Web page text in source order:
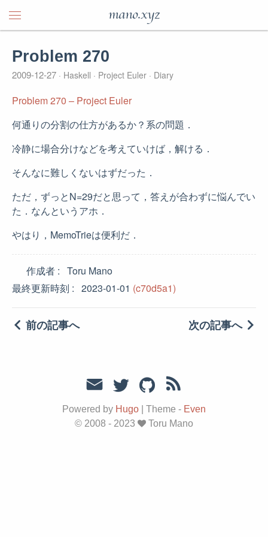
mano.xyz
Problem 270
2009-12-27 Haskell Project Euler Diary
Problem 270 – Project Euler
何通りの分割の仕方があるか？系の問題．
冷静に場合分けなどを考えていけば，解ける．
そんなに難しくないはずだった．
ただ，ずっとN=29だと思って，答えが合わずに悩んでい
た．なんというアホ．
やはり，MemoTrieは便利だ．
作成者
Toru Mano
最終更新時刻
2023-01-01 (c70d5a1)
前の記事へ 次の記事へ
Powered by Hugo Theme - Even
© 2008 - 2023
Toru Mano